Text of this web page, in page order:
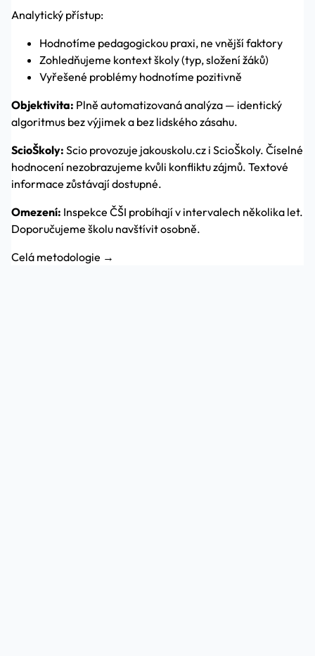
Analytický přístup:
Hodnotíme pedagogickou praxi, ne vnější faktory
Zohledňujeme kontext školy (typ, složení žáků)
Vyřešené problémy hodnotíme pozitivně
Objektivita: Plně automatizovaná analýza — identický
algoritmus bez výjimek a bez lidského zásahu.
ScioŠkoly: Scio provozuje jakouskolu.cz i ScioŠkoly. Číselné
hodnocení nezobrazujeme kvůli konfliktu zájmů. Textové
informace zůstávají dostupné.
Omezení: Inspekce ČŠI probíhají v intervalech několika let.
Doporučujeme školu navštívit osobně.
Celá metodologie →